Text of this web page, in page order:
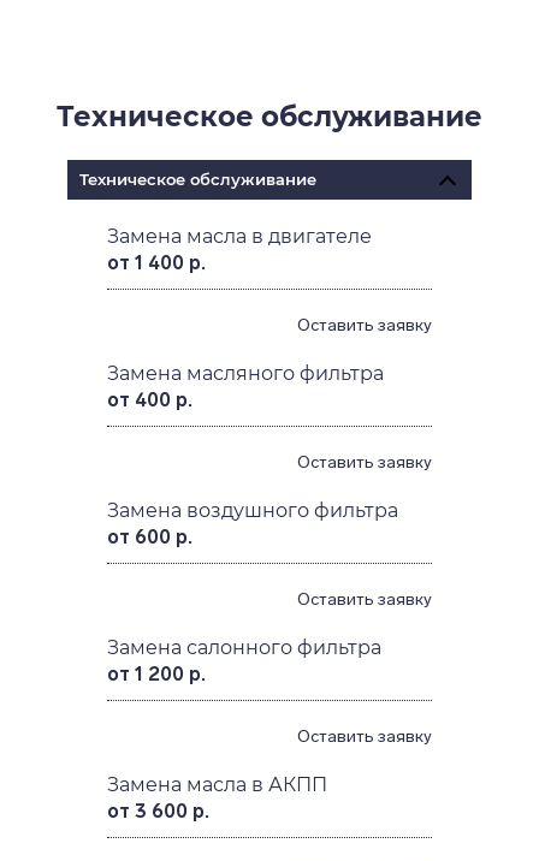
Техническое обслуживание
Техническое обслуживание
Замена масла в двигателе
от 1 400 р.
Оставить заявку
Замена масляного фильтра
от 400 р.
Оставить заявку
Замена воздушного фильтра
от 600 р.
Оставить заявку
Замена салонного фильтра
от 1 200 р.
Оставить заявку
Замена масла в АКПП
от 3 600 р.